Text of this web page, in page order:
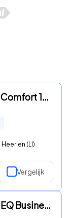
Smart ForFour - Comfort 18 kWh | SOH 92, 8% | Airco | Parkeersensoren | Lich
Heerlen (LI)
Vergelijk
Smart ForFour - EQ Business Solution 18 kWh 96% SOH